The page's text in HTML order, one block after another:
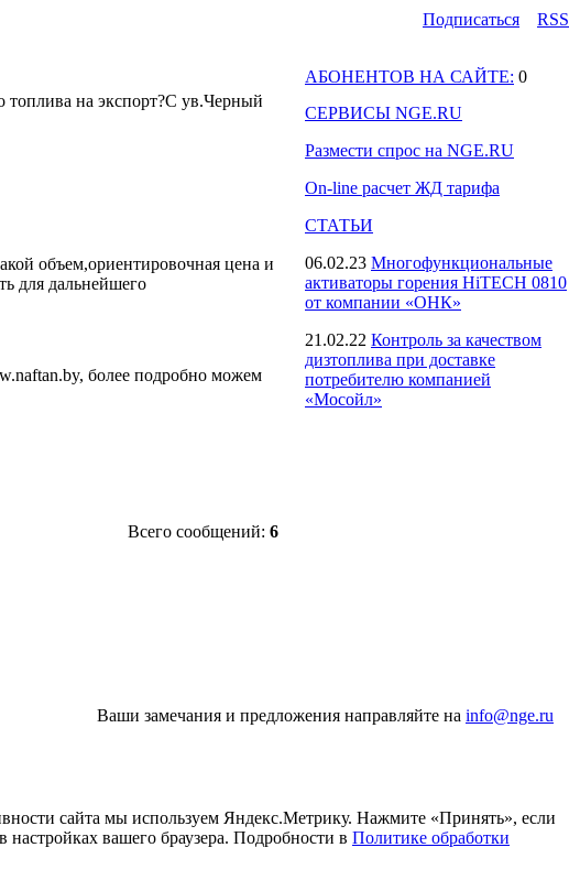
на экспорт?С ув.Черный
объем,ориентировочная цена и
для дальнейшего
более подробно можем
Всего сообщений: 6
Подпиcаться
RSS
АБОНЕНТОВ НА САЙТЕ: 0
СЕРВИСЫ NGE.RU
Размести спрос на NGE.RU
On-line расчет ЖД тарифа
СТАТЬИ
06.02.23 Многофункциональные
активаторы горения HiTECH 0810
от компании «ОНК»
21.02.22 Контроль за качеством
дизтоплива при доставке
потребителю компанией
«Мосойл»
Ваши замечания и предложения направляйте на info@nge.ru
сайта мы используем Яндекс.Метрику. Нажмите «Принять», если
вашего браузера. Подробности в Политике обработки